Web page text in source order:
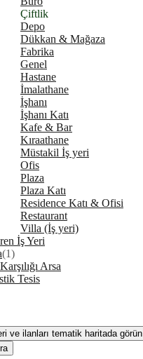
Çiftlik
Depo
Dükkan & Mağaza
Fabrika
Genel
Hastane
İmalathane
İşhanı
İşhanı Katı
Kafe & Bar
Kıraathane
Müstakil İş yeri
Ofis
Plaza
Plaza Katı
Residence Katı & Ofisi
Restaurant
Villa (İş yeri)
İş Yeri
(1)
Arsa
Tesis
ve ilanları tematik haritada görün